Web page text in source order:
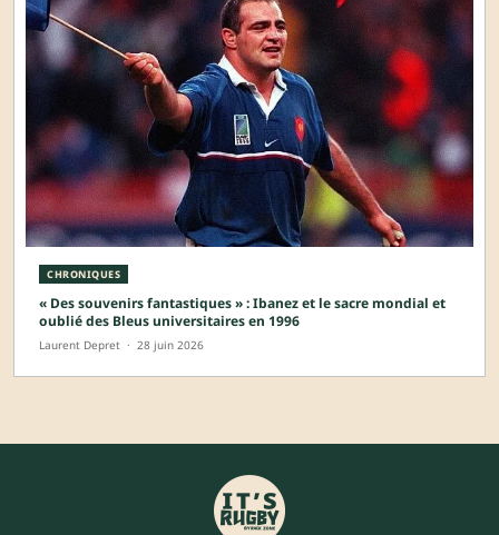
CHRONIQUES
« Des souvenirs fantastiques » : Ibanez et le sacre mondial et
oublié des Bleus universitaires en 1996
Laurent Depret · 28 juin 2026